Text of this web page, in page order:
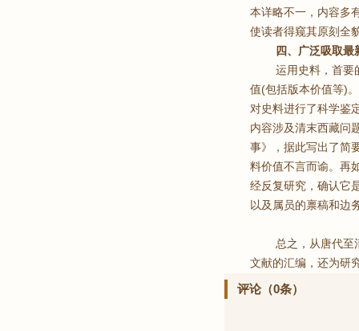
本详略不一，内容多
使读者得窥其原刻全
四、广泛吸取
运用史料，首要
值(包括版本价值等)
对史料进行了科学鉴
内容涉及清末西藏问
事》，据此写出了简
料价值不言而谕。再
经反复研究，确认它
以及属员的禀稿和边
总之，从唐代至
文献的汇编，还为研
评论（0条）